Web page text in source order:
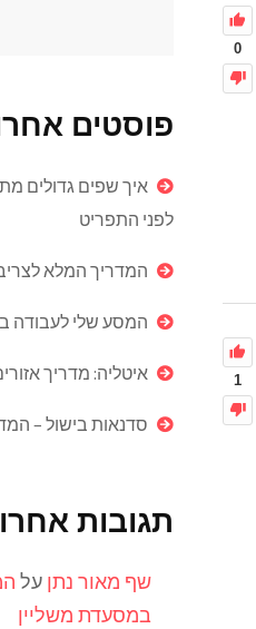
0
1
פוסטים
איך שפים גדולים
לפני התפריט
המדריך המלא
המסע שלי לעבודה
איטליה: מדריך
סדנאות בישול –
תגובות
שף מאור נתן על
במסעדת משליין